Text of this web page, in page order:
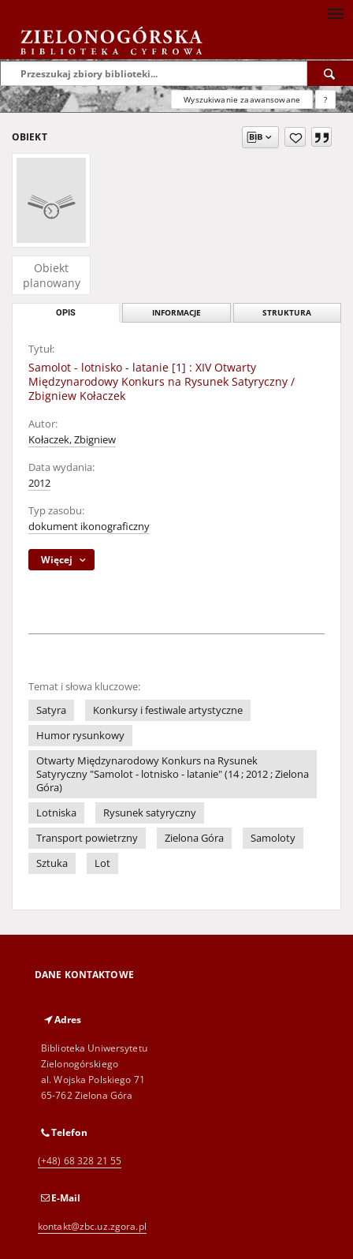
Wyszukiwanie zaawansowane ?
OBIEKT
Obiekt
planowany
OPIS INFORMACJE STRUKTURA
Tytuł:
Samolot - lotnisko - latanie [1] : XIV Otwarty
Międzynarodowy Konkurs na Rysunek Satyryczny /
Zbigniew Kołaczek
Autor:
Kołaczek, Zbigniew
Data wydania:
2012
Typ zasobu:
dokument ikonograficzny
Więcej
Temat i słowa kluczowe:
Satyra
Konkursy i festiwale artystyczne
Humor rysunkowy
Otwarty Międzynarodowy Konkurs na Rysunek
Satyryczny "Samolot - lotnisko - latanie" (14 ; 2012 ; Zielona
Góra)
Lotniska
Rysunek satyryczny
Transport powietrzny
Zielona Góra
Samoloty
Sztuka
Lot
DANE KONTAKTOWE
Adres
Biblioteka Uniwersytetu
Zielonogórskiego
al. Wojska Polskiego 71
65-762 Zielona Góra
Telefon
(+48) 68 328 21 55
E-Mail
kontakt@zbc.uz.zgora.pl